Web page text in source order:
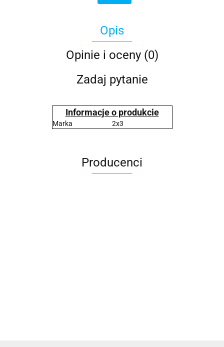
Opis
Opinie i oceny (0)
Zadaj pytanie
Informacje o produkcie
Marka 2x3
Producenci